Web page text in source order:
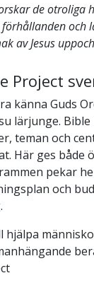
de otroliga
och
av Jesus
Project
känna Guds
lärjunge.
teman och
Här ges både
pekar
och
hjälpa